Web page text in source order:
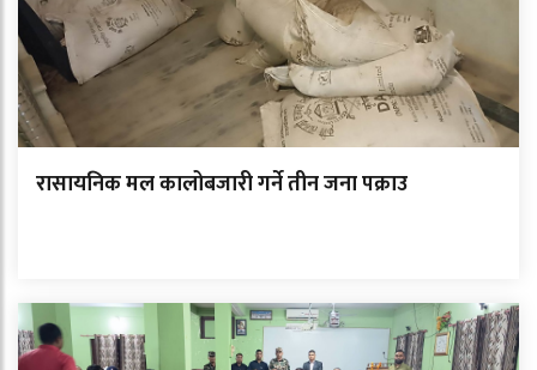
रासायनिक मल कालोबजारी गर्ने तीन जना पक्राउ